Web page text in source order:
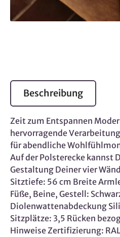
Beschreibung
Zeit zum Entspannen
hervorragende
für abendliche
Auf der Polsterecke kannst
Gestaltung Deiner vier
Sitztiefe: 56 cm Breite
Füße, Beine, Gestell:
Diolenwattenabdeckung
Sitzplätze: 3,5 Rücken
Hinweise Zertifizierung: